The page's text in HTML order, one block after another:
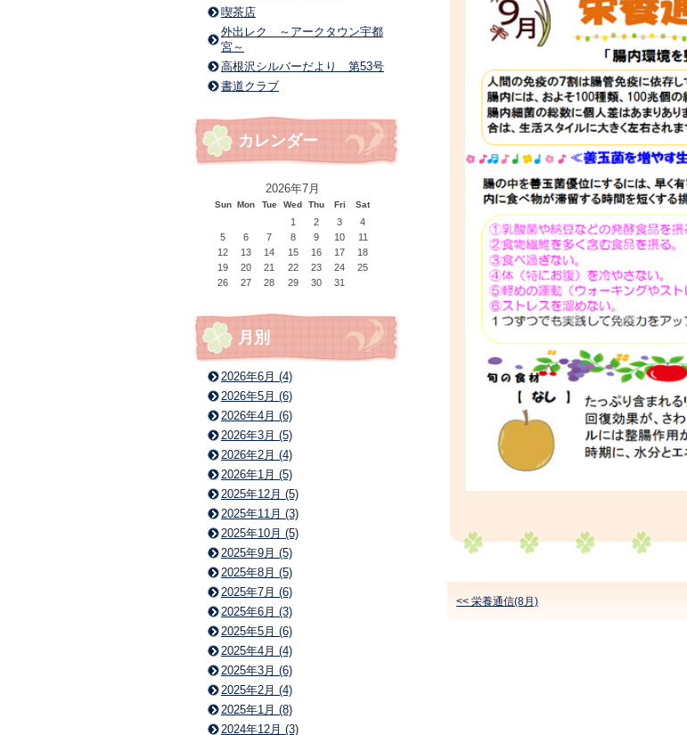
<< 栄養通信(8月)
喫茶店
外出レク ～アークタウン宇都
宮～
高根沢シルバーだより 第53号
書道クラブ
カレンダー
2026年7月
Sun Mon Tue Wed Thu Fri Sat
1 2 3
4
5
6 7 8 9 10
11
12
13 14 15 16 17
18
19
20 21 22 23 24
25
26
27 28 29 30 31
月別
2026年6月 (4)
2026年5月 (6)
2026年4月 (6)
2026年3月 (5)
2026年2月 (4)
2026年1月 (5)
2025年12月 (5)
2025年11月 (3)
2025年10月 (5)
2025年9月 (5)
2025年8月 (5)
2025年7月 (6)
2025年6月 (3)
2025年5月 (6)
2025年4月 (4)
2025年3月 (6)
2025年2月 (4)
2025年1月 (8)
2024年12月 (3)